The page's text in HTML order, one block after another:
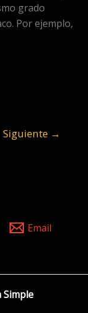
grado
Por ejemplo,
Siguiente →
Email